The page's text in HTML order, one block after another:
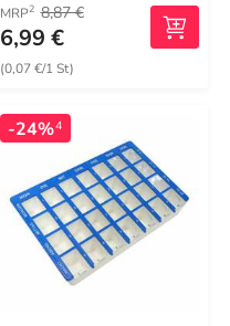
MRP2 8,87 €
6,99 €
(0,07 €/1 St)
-24%4